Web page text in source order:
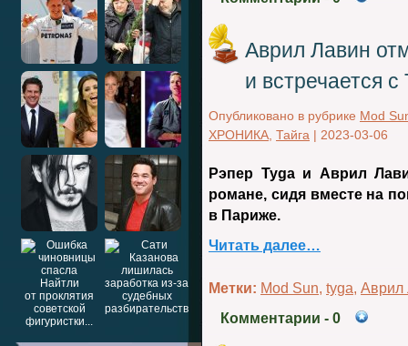
Аврил Лавин
и встречается с
Опубликовано в рубрике Mod
ХРОНИКА Тайга | 2023-03-06
Рэпер Tygaи Аврил
романе, сидя вместе на
в Париже.
Читать далее…
Метки: Mod Sun, tyga, Аврил
Комментарии - 0